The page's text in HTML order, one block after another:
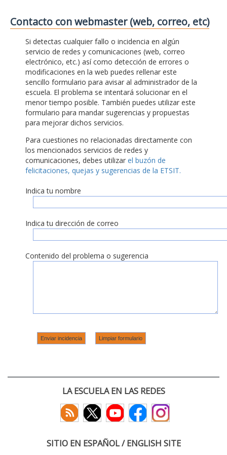
Contacto con webmaster (web, correo, etc)
Si detectas cualquier fallo o incidencia en algún
servicio de redes y comunicaciones (web, correo
electrónico, etc.) así como detección de errores o
modificaciones en la web puedes rellenar este
sencillo formulario para avisar al administrador de la
escuela. El problema se intentará solucionar en el
menor tiempo posible. También puedes utilizar este
formulario para mandar sugerencias y propuestas
para mejorar dichos servicios.
Para cuestiones no relacionadas directamente con
los mencionados servicios de redes y
comunicaciones, debes utilizar el buzón de
felicitaciones, quejas y sugerencias de la ETSIT.
Indica tu nombre
Indica tu dirección de correo
Contenido del problema o sugerencia
LA ESCUELA EN LAS REDES
SITIO EN ESPAÑOL / ENGLISH SITE